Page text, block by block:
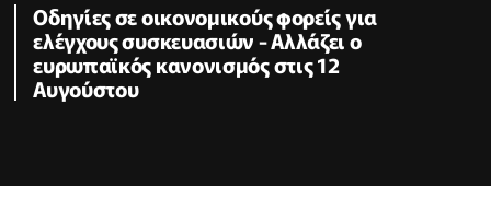
Οδηγίες σε οικονομικούς φορείς για
ελέγχους συσκευασιών - Αλλάζει ο
ευρωπαϊκός κανονισμός στις 12
Αυγούστου